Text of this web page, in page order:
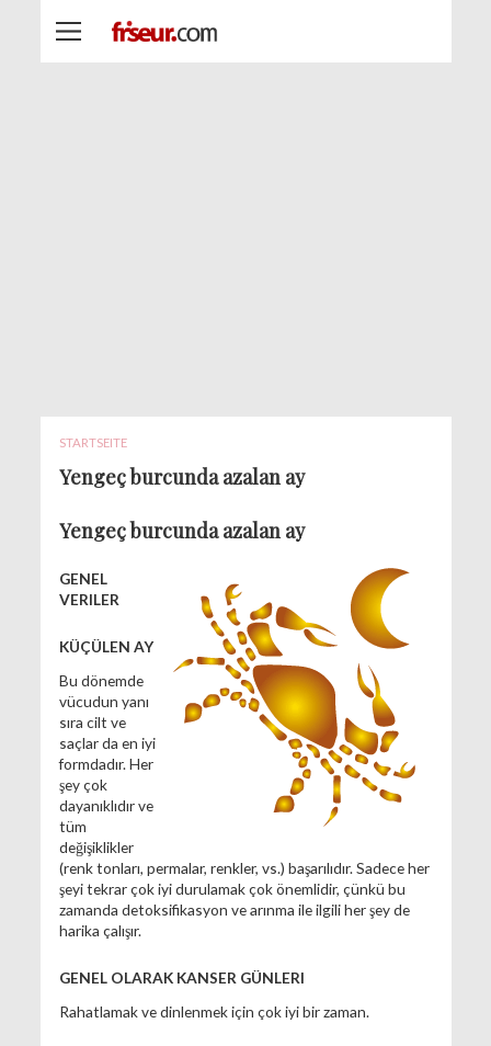
STARTSEITE
Yengeç burcunda azalan ay
Yengeç burcunda azalan ay
GENEL
VERILER
KÜÇÜLEN AY
Bu dönemde
vücudun yanı
sıra cilt ve
saçlar da en iyi
formdadır. Her
şey çok
dayanıklıdır ve
tüm
değişiklikler
(renk tonları, permalar, renkler, vs.) başarılıdır. Sadece her
şeyi tekrar çok iyi durulamak çok önemlidir, çünkü bu
zamanda detoksifikasyon ve arınma ile ilgili her şey de
harika çalışır.
GENEL OLARAK KANSER GÜNLERI
Rahatlamak ve dinlenmek için çok iyi bir zaman.